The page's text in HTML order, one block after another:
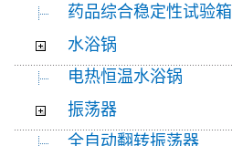
药品综合稳定性试验箱
水浴锅
电热恒温水浴锅
振荡器
全自动翻转振荡器